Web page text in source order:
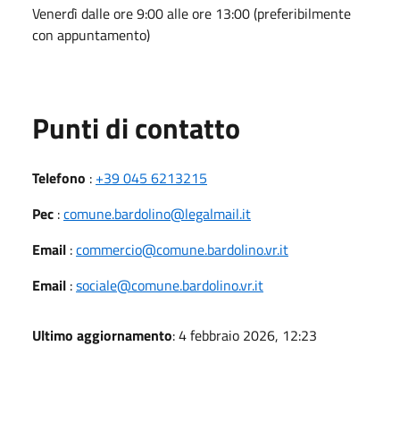
Venerdì dalle ore 9:00 alle ore 13:00 (preferibilmente
con appuntamento)
Punti di contatto
Telefono : +39 045 6213215
Pec :comune.bardolino@legalmail.it
Email :commercio@comune.bardolino.vr.it
Email :sociale@comune.bardolino.vr.it
Ultimo aggiornamento: 4 febbraio 2026, 12:23